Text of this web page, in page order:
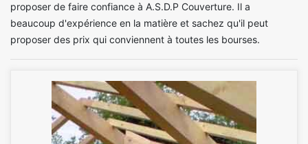
proposer de faire confiance à A.S.D.P Couverture. Il a
beaucoup d'expérience en la matière et sachez qu'il peut
proposer des prix qui conviennent à toutes les bourses.